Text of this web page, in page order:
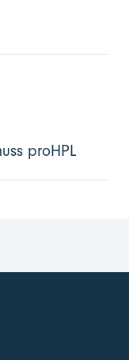
proHPL